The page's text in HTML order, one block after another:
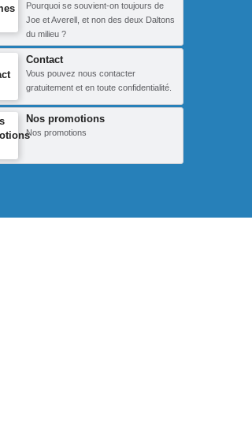
Pourquoi se souvient-on toujours de
Joe et Averell, et non des deux Daltons
du milieu ?
Contact
Vous pouvez nous contacter
gratuitement et en toute confidentialité.
Nos promotions
Nos promotions